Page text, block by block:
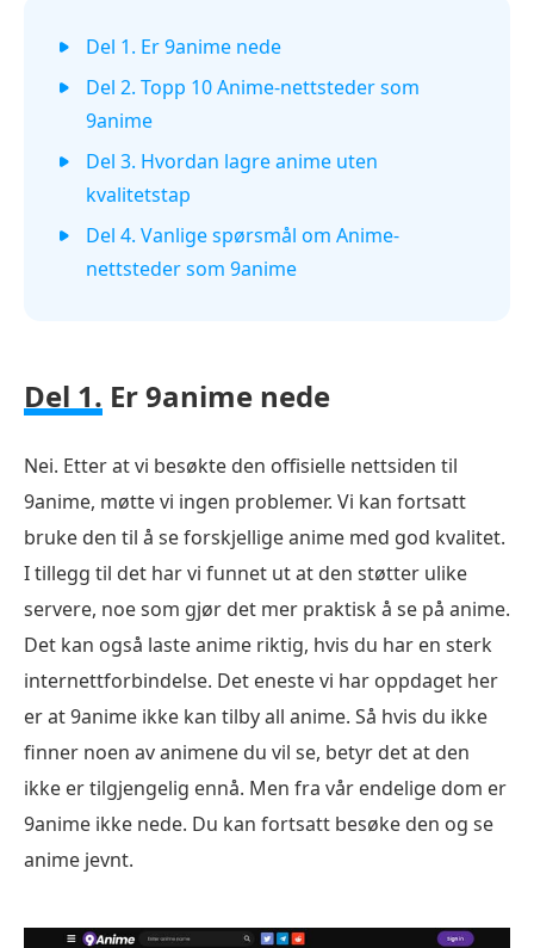
Del 1. Er 9anime nede
Del 2. Topp 10 Anime-nettsteder som
9anime
Del 3. Hvordan lagre anime uten
kvalitetstap
Del 4. Vanlige spørsmål om Anime-
nettsteder som 9anime
Del 1. Er 9anime nede
Nei. Etter at vi besøkte den offisielle nettsiden til
9anime, møtte vi ingen problemer. Vi kan fortsatt
bruke den til å se forskjellige anime med god kvalitet.
I tillegg til det har vi funnet ut at den støtter ulike
servere, noe som gjør det mer praktisk å se på anime.
Det kan også laste anime riktig, hvis du har en sterk
internettforbindelse. Det eneste vi har oppdaget her
er at 9anime ikke kan tilby all anime. Så hvis du ikke
finner noen av animene du vil se, betyr det at den
ikke er tilgjengelig ennå. Men fra vår endelige dom er
9anime ikke nede. Du kan fortsatt besøke den og se
anime jevnt.